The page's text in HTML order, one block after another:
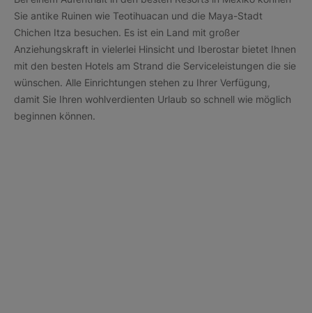
Sie antike Ruinen wie Teotihuacan und die Maya-Stadt
Chichen Itza besuchen. Es ist ein Land mit großer
Anziehungskraft in vielerlei Hinsicht und Iberostar bietet Ihnen
mit den besten Hotels am Strand die Serviceleistungen die sie
wünschen. Alle Einrichtungen stehen zu Ihrer Verfügung,
damit Sie Ihren wohlverdienten Urlaub so schnell wie möglich
beginnen können.